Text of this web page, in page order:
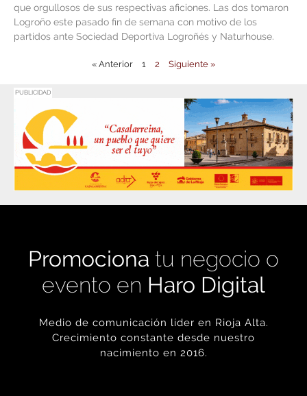
que orgullosos de sus respectivas aficiones. Las dos tomaron
Logroño este pasado fin de semana con motivo de los
partidos ante Sociedad Deportiva Logroñés y Naturhouse.
« Anterior 1 2 Siguiente »
PUBLICIDAD
Promociona tu negocio o
evento en Haro Digital
Medio de comunicación líder en Rioja Alta.
Crecimiento constante desde nuestro
nacimiento en 2016.